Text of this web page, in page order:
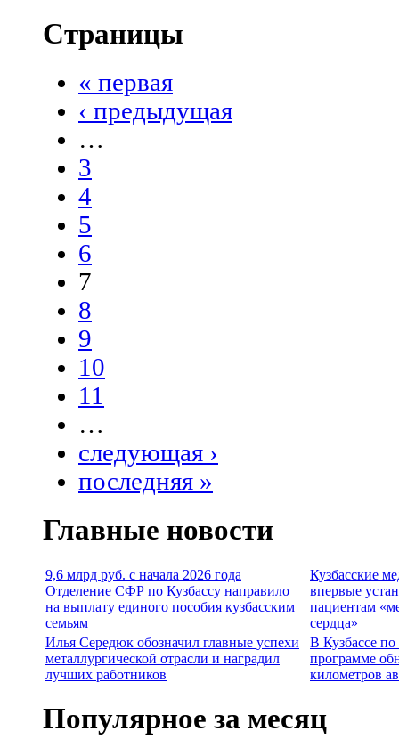
Страницы
« первая
‹ предыдущая
…
3
4
5
6
7
8
9
10
11
…
следующая ›
последняя »
Главные новости
9,6 млрд руб. с начала 2026 года
Отделение СФР по Кузбассу направило
на выплату единого пособия кузбасским
семьям
Кузбасские
впервые
пациентам
сердца»
Илья Середюк обозначил главные успехи
металлургической отрасли и наградил
лучших работников
В Кузбассе по
программе
километров
Популярное за месяц